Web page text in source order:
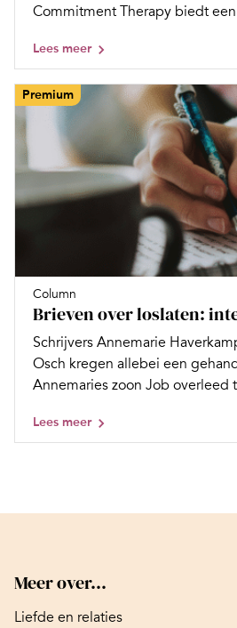
Commitment Therapy biedt
Lees meer
Premium
Column
Brieven over loslaten:
Schrijvers Annemarie
Osch kregen allebei een
Annemaries zoon Job overleed
Lees meer
Meer over...
Liefde en relaties